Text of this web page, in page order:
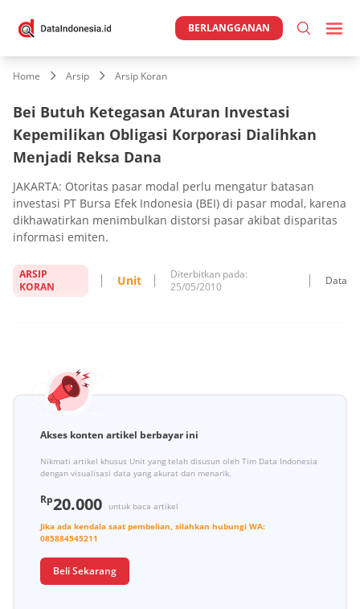
BERLANGGANAN
Home Arsip Arsip Koran
Bei Butuh Ketegasan Aturan Investasi
Kepemilikan Obligasi Korporasi Dialihkan
Menjadi Reksa Dana
JAKARTA: Otoritas pasar modal perlu mengatur batasan
investasi PT Bursa Efek Indonesia (BEI) di pasar modal, karena
dikhawatirkan menimbulkan distorsi pasar akibat disparitas
informasi emiten.
ARSIP
KORAN
Unit
Diterbitkan pada:
25/05/2010
Data
Akses konten artikel berbayar ini
Nikmati artikel khusus Unit yang telah disusun oleh Tim Data Indonesia
dengan visualisasi data yang akurat dan menarik.
Rp20.000
untuk baca artikel
Jika ada kendala saat pembelian, silahkan hubungi WA:
085884545211
Beli Sekarang